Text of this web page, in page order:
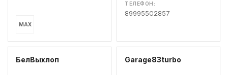
MAX
ТЕЛЕФОН:
89995502857
БелВыхлоп Garage83turbo